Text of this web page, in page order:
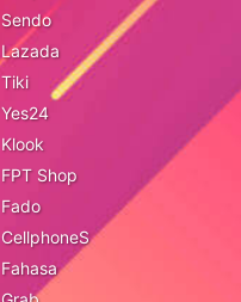
Sendo
Lazada
Tiki
Yes24
Klook
FPT Shop
Fado
CellphoneS
Fahasa